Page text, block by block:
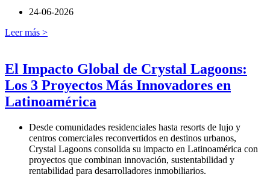
24-06-2026
Leer más >
El Impacto Global de Crystal Lagoons:
Los 3 Proyectos Más Innovadores en
Latinoamérica
Desde comunidades residenciales hasta resorts de lujo y
centros comerciales reconvertidos en destinos urbanos,
Crystal Lagoons consolida su impacto en Latinoamérica con
proyectos que combinan innovación, sustentabilidad y
rentabilidad para desarrolladores inmobiliarios.